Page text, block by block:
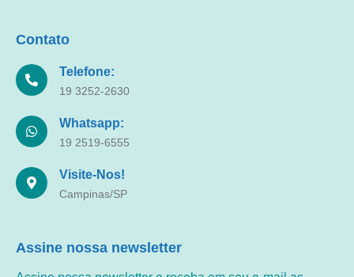
Contato
Telefone:
19 3252-2630
Whatsapp:
19 2519-6555
Visite-Nos!
Campinas/SP
Assine nossa newsletter